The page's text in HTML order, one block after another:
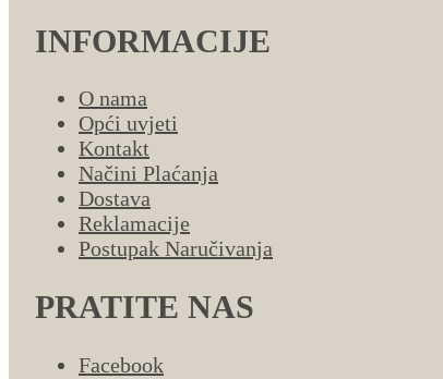
INFORMACIJE
O nama
Opći uvjeti
Kontakt
Načini Plaćanja
Dostava
Reklamacije
Postupak Naručivanja
PRATITE NAS
Facebook